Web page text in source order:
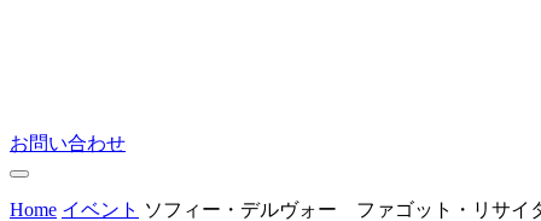
お問い合わせ
Home イベント ソフィー・デルヴォー ファゴット・リサイ